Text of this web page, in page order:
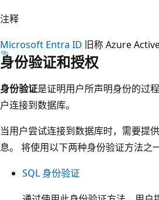
注释
Microsoft Entra ID 旧称 Azure
身份验证和授权
身份验证是证明用户所声明身份的过
户连接到数据库。
当用户尝试连接到数据库时，需要提
息。 将使用以下两种身份验证方法之
SQL 身份验证